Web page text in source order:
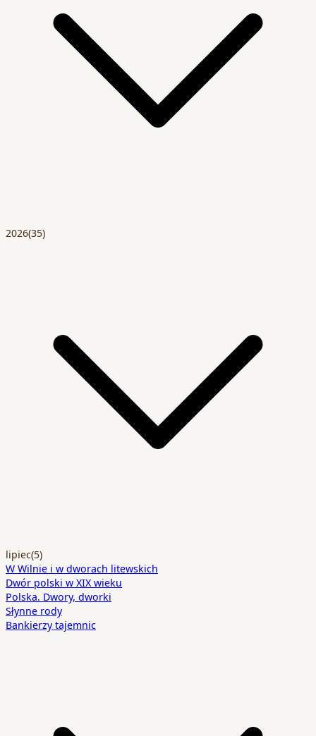
2026(35)
lipiec(5)
W Wilnie i w dworach litewskich
Dwór polski w XIX wieku
Polska. Dwory, dworki
Słynne rody
Bankierzy tajemnic